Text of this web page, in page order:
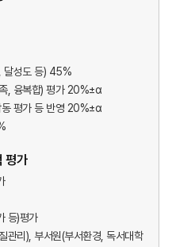
달성도 등) 45%
, 융복합) 평가 20%±α
동 평가 등 반영 20%±α
평가
등)평가
관리), 부서원(부서환경, 독서대학